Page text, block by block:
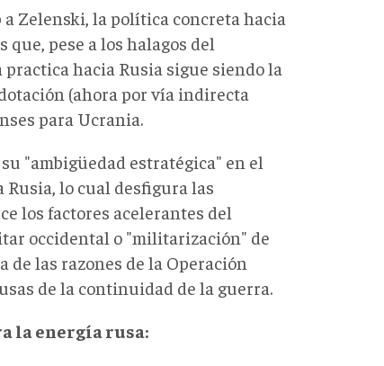
a Zelenski, la política concreta hacia
pese a los halagos del
hacia Rusia sigue siendo la
(ahora por vía indirecta
para Ucrania.
"ambigüedad estratégica" en el
lo cual desfigura las
los factores acelerantes del
occidental o "militarización" de
de las razones de la Operación
de la continuidad de la guerra.
la energía rusa: